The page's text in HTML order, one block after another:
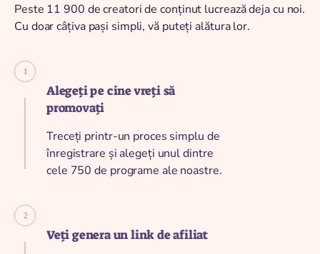
Peste 11 900 de creatori de conținut lucrează deja cu noi.
Cu doar câțiva pași simpli, vă puteți alătura lor.
Alegeți pe cine vreți să
promovați
Treceți printr-un proces simplu de
înregistrare și alegeți unul dintre
cele 750 de programe ale noastre.
Veți genera un link de afiliat